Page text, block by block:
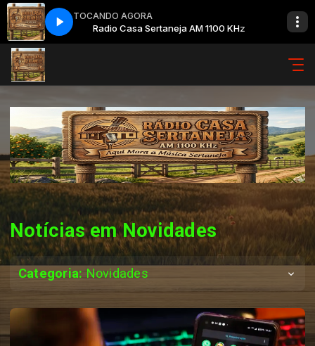
TOCANDO AGORA
Radio Casa Sertaneja AM 1100 KHz
Notícias em Novidades
Categoria: Novidades